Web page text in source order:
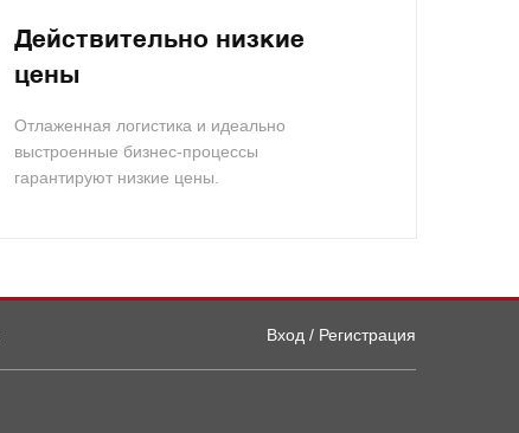
Действительно низкие
цены
Отлаженная логистика и идеально
выстроенные бизнес-процессы
гарантируют низкие цены.
Вход / Регистрация